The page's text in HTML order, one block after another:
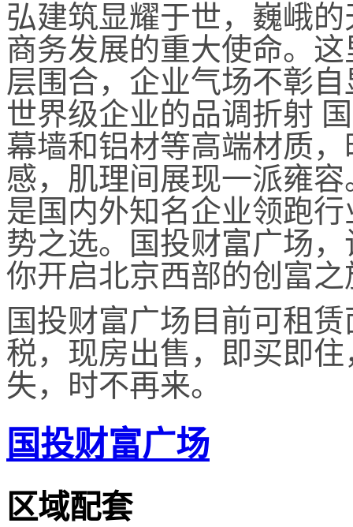
弘建筑显耀于世，巍峨
商务发展的重大使命。
层围合，企业气场不彰
世界级企业的品调折射
幕墙和铝材等高端材质
感，肌理间展现一派雍
是国内外知名企业领跑
势之选。国投财富广场
你开启北京西部的创富之
国投财富广场目前可租
税，现房出售，即买即
失，时不再来。
国投财富广场
区域配套